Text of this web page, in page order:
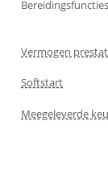
Bereidingsfuncties
Vermogen
Softstart
Meegeleverde